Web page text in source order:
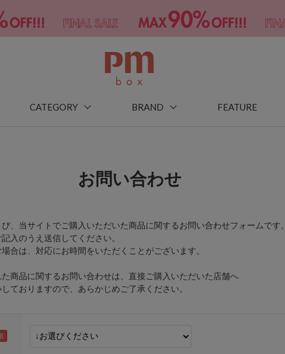
CATEGORY BRAND FEATURE
お問い合わせ
、当サイトでご購入いただいた商品に関するお問い合わせフォームです。
入のうえ送信してください。
は、対応にお時間をいただくことがございます。
商品に関するお問い合わせは、直接ご購入いただいた店舗へ
おりますので、あらかじめご了承ください。